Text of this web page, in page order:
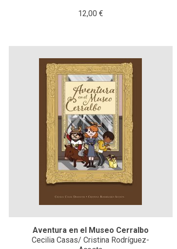
12,00 €
Aventura en el Museo Cerralbo
Cecilia Casas/ Cristina Rodríguez-